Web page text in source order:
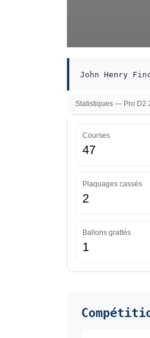
John Henry
Statistiques — Pro D2
Courses
47
Plaquages cassés
2
Ballons grattés
1